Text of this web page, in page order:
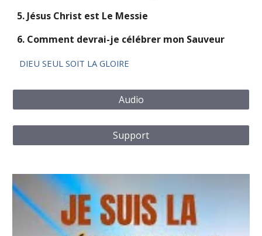
5.Jésus Christ est Le Messie
6. Comment devrai-je célébrer mon Sauveur
DIEU SEUL SOIT LA GLOIRE
Audio
Support